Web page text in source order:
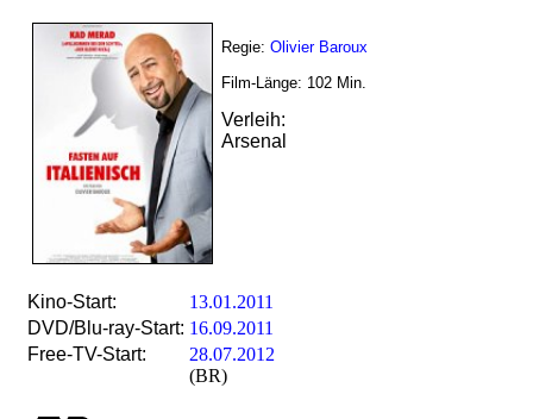
Regie: Olivier Baroux
Film-Länge: 102 Min.
Verleih:
Arsenal
Kino-Start:
13.01.2011
DVD/Blu-ray-Start: 16.09.2011
Free-TV-Start:
28.07.2012
(BR)